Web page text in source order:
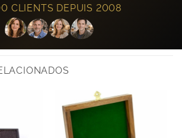
CLIENTS DEPUIS 2008